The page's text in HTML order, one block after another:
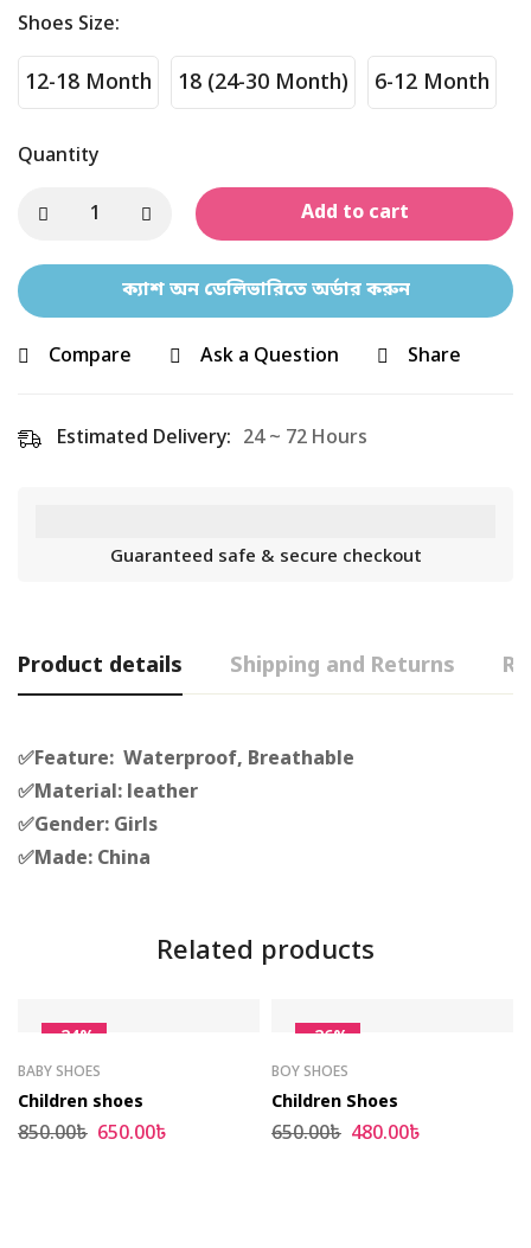
Shoes Size:
12-18 Month 18 (24-30 Month) 6-12 Month
Quantity
Add to cart
ক্যাশ অন ডেলিভারিতে অর্ডার করুন
Compare Ask a Question Share
Estimated Delivery: 24 ~ 72 Hours
Guaranteed safe & secure checkout
Product details Shipping and Returns
✅Feature: Waterproof, Breathable
✅Material: leather
✅Gender: Girls
✅Made: China
Related products
-24%
BABY SHOES
Children shoes
850.00৳ 650.00৳
-26%
BOY SHOES
Children Shoes
650.00৳ 480.00৳